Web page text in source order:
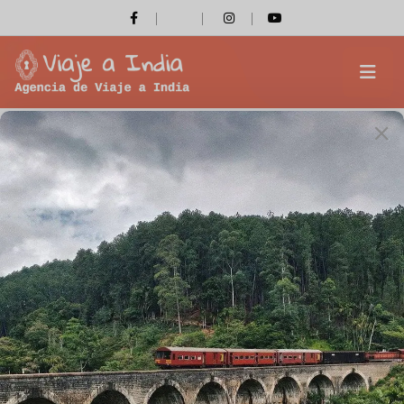
Postres típicos de India
Inicio
Postres típicos de India
Sobre nosotros
Bienvenido a la página de Viaje a India ( un grupo de